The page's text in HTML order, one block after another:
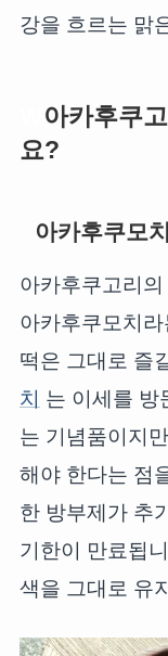
강을 흐르는 맑
아카후쿠
요?
아카후쿠모
아카후쿠고리
아카후쿠모치
떡은 그대로 즐
치 는 이세를 방
는 기념품이지
해야 한다는 점
한 방부제가 추
기한이 만료됩
색을 그대로 유